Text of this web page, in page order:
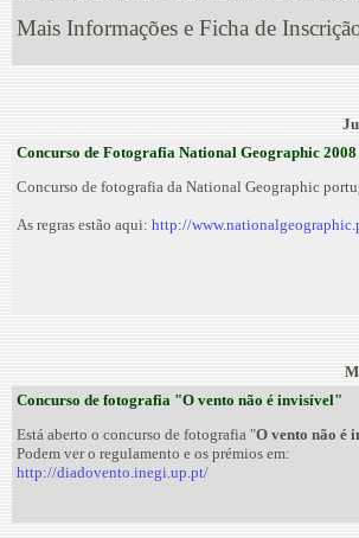
Mais Informações e Ficha de
Concurso de Fotografia National Geographic 2008
Concurso de fotografia da National Geographic
As regras estão aqui: http://
Concurso de fotografia "O vento não é invisível"
Está aberto o concurso de fotografia "O vento não é
Podem ver o regulamento e os prémios em:
http://diadovento.inegi.up.pt/